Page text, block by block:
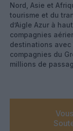
Nord, Asie et
tourisme et du
d’Aigle Azur à
compagnies
destinations avec
compagnies du
millions de